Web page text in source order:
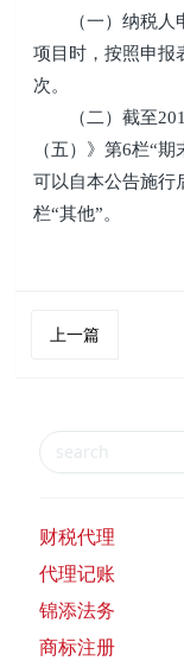
（一）纳税人申
项目时，按照申报
次。
（二）截至
（五）》第6栏“
可以自本公告施行
栏“其他”。
上一篇
财税代理
代理记账
锦添法务
商标注册